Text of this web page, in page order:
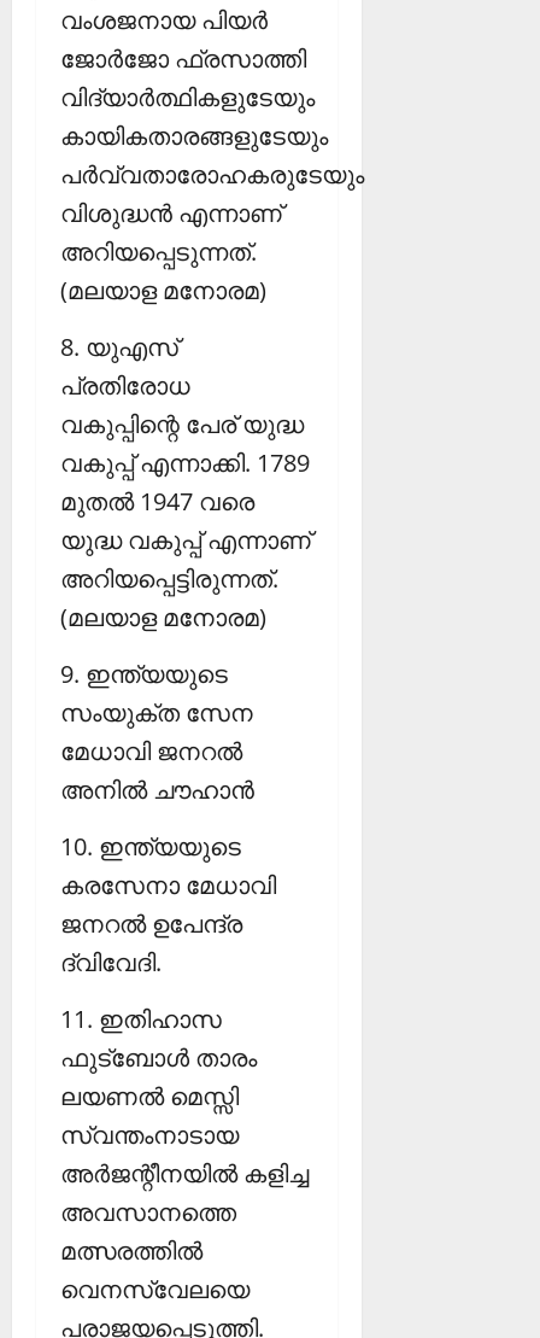
വംശജനായ പിയര്‍
ജോര്‍ജോ ഫ്രസാത്തി
വിദ്യാര്‍ത്ഥികളുടേയും
കായികതാരങ്ങളുടേയും
പര്‍വ്വതാരോഹകരുടേയും
വിശുദ്ധന്‍ എന്നാണ്
അറിയപ്പെടുന്നത്.
(മലയാള മനോരമ)
8. യുഎസ്
പ്രതിരോധ
വകുപ്പിന്റെ പേര് യുദ്ധ
വകുപ്പ് എന്നാക്കി. 1789
മുതല്‍ 1947 വരെ
യുദ്ധ വകുപ്പ് എന്നാണ്
അറിയപ്പെട്ടിരുന്നത്.
(മലയാള മനോരമ)
9. ഇന്ത്യയുടെ
സംയുക്ത സേന
മേധാവി ജനറല്‍
അനില്‍ ചൗഹാന്‍
10. ഇന്ത്യയുടെ
കരസേനാ മേധാവി
ജനറല്‍ ഉപേന്ദ്ര
ദ്വിവേദി.
11. ഇതിഹാസ
ഫുട്‌ബോള്‍ താരം
ലയണല്‍ മെസ്സി
സ്വന്തംനാടായ
അര്‍ജന്റീനയില്‍ കളിച്ച
അവസാനത്തെ
മത്സരത്തില്‍
വെനസ്വേലയെ
പരാജയപ്പെടുത്തി.